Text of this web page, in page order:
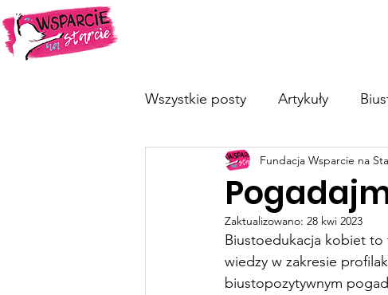
Wszystkie posty Artykuły
Fundacja Wsparcie na
Zaktualizowano: 28 kwi 2023
Biustoedukacja kobiet to
wiedzy w zakresie
biustopozytywnym